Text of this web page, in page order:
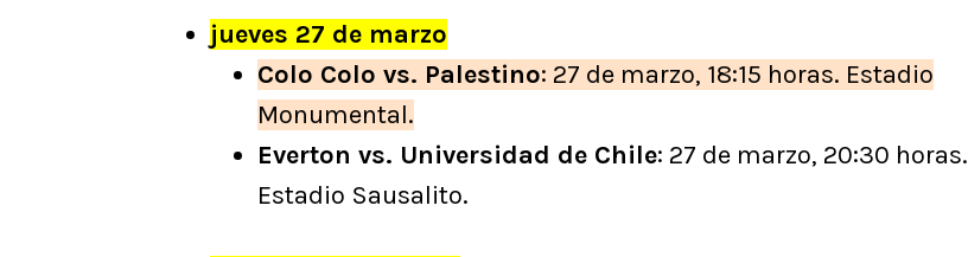
jueves 27 de marzo
Colo Colo vs. Palestino: 27 de marzo, 18:15 horas. Estadio
Monumental.
Everton vs. Universidad de Chile: 27 de marzo, 20:30 horas.
Estadio Sausalito.